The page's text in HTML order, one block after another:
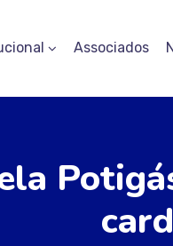
Associados